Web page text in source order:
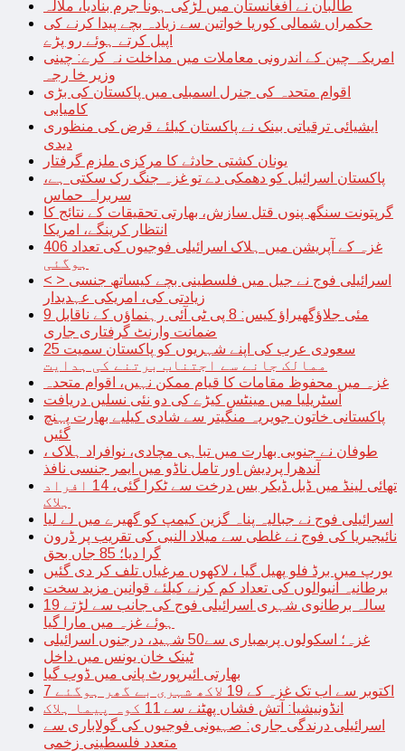
طالبان نے افغانستان میں لڑکی ہونا جرم بنادیا، ملالہ
حکمراں شمالی کوریا خواتین سے زیادہ بچے پیدا کرنے کی
اپیل کرتے ہوئے رو پڑے
امریکہ چین کے اندرونی معاملات میں مداخلت نہ کرے: چینی
وزیر خا رجہ
اقوام متحدہ کی جنرل اسمبلی میں پاکستان کی بڑی
کامیابی
ایشیائی ترقیاتی بینک نے پاکستان کیلئے قرض کی منظوری
دیدی
یونان کشتی حادثے کا مرکزی ملزم گرفتار
پاکستان اسرائیل کو دھمکی دے تو غزہ جنگ رک سکتی ہے،
سربراہ حماس
گرپتونت سنگھ پنوں قتل سازش، بھارتی تحقیقات کے نتائج کا
انتظار کرینگے، امریکا
غزہ کے آپریشن میں ہلاک اسرائیلی فوجیوں کی تعداد 406
ہوگئی
< > اسرائیلی فوج نے جیل میں فلسطینی بچے کیساتھ جنسی
زیادتی کی، امریکی عہدیدار
9 مئی جلاؤگھیراؤ کیس: 8 پی ٹی آئی رہنماؤں کے ناقابل
ضمانت وارنٹ گرفتاری جاری
سعودی عرب کی اپنے شہریوں کو پاکستان سمیت 25
ممالک جانے سے اجتناب برتنے کی ہدایت
غزہ میں محفوظ مقامات کا قیام ممکن نہیں، اقوام متحدہ
آسٹریلیا میں مینٹس کیڑے کی دو نئی نسلیں دریافت
پاکستانی خاتون جویریہ منگیتر سے شادی کیلیے بھارت پہنچ
گئیں
طوفان نے جنوبی بھارت میں تباہی مچادی، نوافراد ہلاک ،
آندھرا پردیش اور تامل ناڈو میں ایمر جنسی نافذ
تھائی لینڈ میں ڈبل ڈیکر بس درخت سے ٹکرا گئی، 14 افراد
ہلاک
اسرائیلی فوج نے جبالیہ پناہ گزین کیمپ کو گھیرے میں لے لیا
نائیجیریا کی فوج نے غلطی سے میلاد النبی کی تقریب پر ڈرون
گرا دیا؛ 85 جاں بحق
یورپ میں برڈ فلو پھیل گیا ، لاکھوں مرغیاں تلف کر دی گئیں
برطانیہ آنیوالوں کی تعداد کم کرنے کیلئے قوانین مزید سخت
19 سالہ برطانوی شہری اسرائیلی فوج کی جانب سے لڑتے
ہوئے غزہ میں مارا گیا
غزہ؛ اسکولوں پربمباری سے50 شہید، درجنوں اسرائیلی
ٹینک خان یونس میں داخل
بھارتی ائیرپورٹ پانی میں ڈوب گیا
7 اکتوبر سے اب تک غزہ کے 19 لاکھ شہری بے گھر ہوگئے
انڈونیشیا: آتش فشاں پھٹنے سے 11 کوہ پیما ہلاک
اسرائیلی درندگی جاری: صہیونی فوجیوں کی گولاباری سے
متعدد فلسطینی زخمی